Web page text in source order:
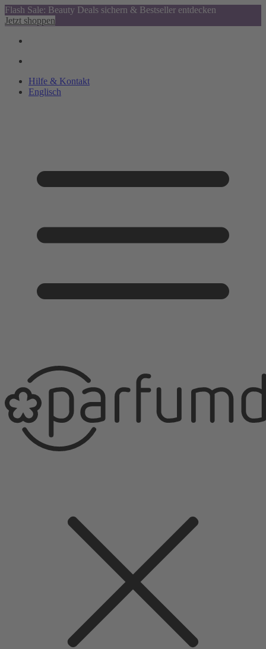
Flash Sale: Beauty Deals sichern & Bestseller entdecken
Jetzt shoppen
Hilfe & Kontakt
Englisch